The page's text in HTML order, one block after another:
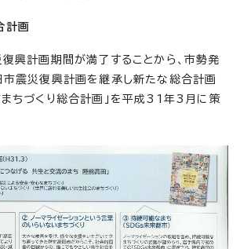
計画
興計画期間が満了することから、市勢発
市震災復興計画を継承し新たな総合計画
まちづくり総合計画」を平成31年3月に策